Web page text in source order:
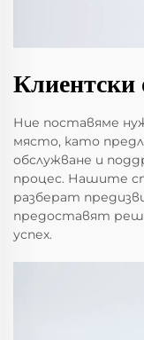
Клиентски
Ние поставяме
място, като
обслужване и
процес. Нашите
разберат
предоставят
успех.